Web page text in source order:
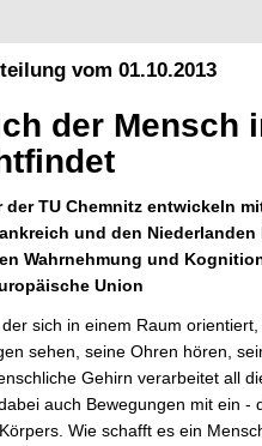
vom 01.10.2013
der Mensch
der TU Chemnitz entwickeln
und den Niederlanden
Wahrnehmung und
Union
sich in einem Raum
sehen, seine Ohren hören,
Gehirn verarbeitet all
auch Bewegungen mit ein -
Wie schafft es ein